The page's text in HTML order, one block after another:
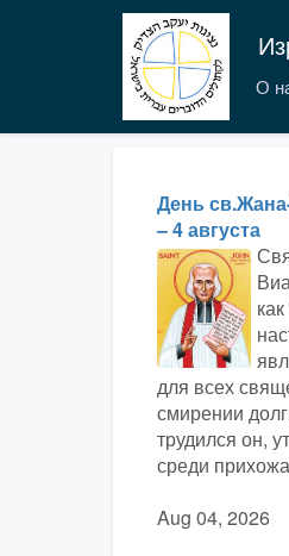
О
День
– 4 августа
для всех
смирении
трудился он,
среди
Aug 04, 2026